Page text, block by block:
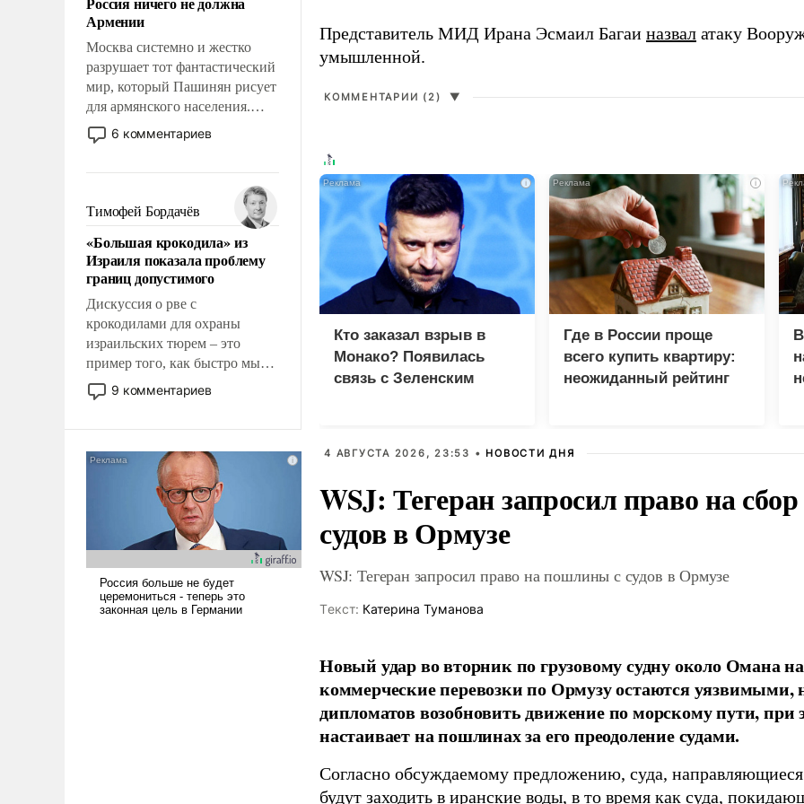
уязвимости США, например,
перед Китаем.
Армении
Москва системно и жестко
разрушает тот фантастический
мир, который Пашинян рисует
для армянского населения.
Мир, где этому населению все
должны просто по
политические прожекты будут
беспрекословно оплачиваться
за счет российских
налогоплательщиков и где за
свои поступки не нужно
отвечать.
6 комментариев
Тимофей Бордачёв
«Большая крокодила» из
Израиля показала проблему
границ допустимого
Дискуссия о рве с
крокодилами для охраны
израильских тюрем – это
пример того, как быстро мы
двигаемся по пути
революционных изменений.
псевдонаучной фантастики,
стало всерьез обсуждаемой
9 комментариев
Представитель МИД Ирана Эсмаил Багаи назвал атаку
умышленной.
КОММЕНТАРИИ (2) ▼
i
Кто заказал взрыв в
Монако? Появилась
связь с Зеленским
i
Где в России проще
всего купить квартиру:
неожиданный рейтинг
4 АВГУСТА 2026, 23:53 • НОВОСТИ ДНЯ
WSJ: Тегеран запросил право на
судов в Ормузе
WSJ: Тегеран запросил право на пошлины с судов в Ормузе
Tекст: Катерина Туманова
Новый удар во вторник по грузовому судну около Омана
коммерческие перевозки по Ормузу остаются
дипломатов возобновить движение по морскому пути, при
настаивает на пошлинах за его преодоление судами.
Согласно обсуждаемому предложению, суда,
будут заходить в иранские воды, в то время как суда,